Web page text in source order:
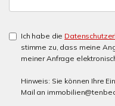
Ich habe die
stimme zu, dass meine
meiner Anfrage
Hinweis: Sie können Ihre
Mail an